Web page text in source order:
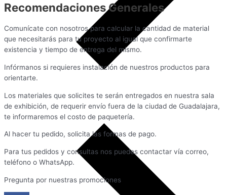
Recomendaciones Generales
Comunícate con nosotros para calcular la cantidad de material
que necesitarás para tu proyecto al igual que confirmarte
existencia y tiempo de entrega del mismo.
Infórmanos si requieres instalación de nuestros productos para
orientarte.
Los materiales que solicites te serán entregados en nuestra sala
de exhibición, de requerir envío fuera de la ciudad de Guadalajara,
te informaremos el costo de paquetería.
Al hacer tu pedido, solicita las formas de pago.
Para tus pedidos y consultas nos puedes contactar vía correo,
teléfono o WhatsApp.
Pregunta por nuestras promociones